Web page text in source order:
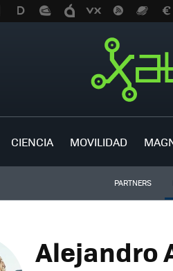
CIENCIA MOVILIDAD
PARTNERS
Alejandro